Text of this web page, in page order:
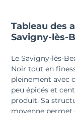
Tableau des
Savigny-lès-
Le Savigny-lès-
Noir tout en
pleinement avec
peu épicés et
produit. Sa
moyenne permet